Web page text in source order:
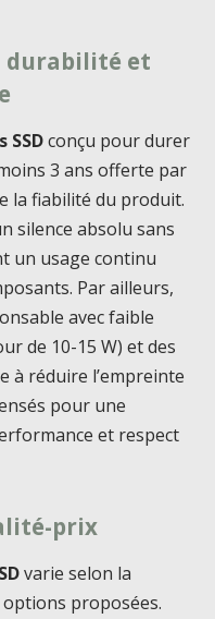
durabilité et
SSDconçu pour durer
3 ans offerte par
la fiabilité du produit.
silence absolu sans
un usage continu
Par ailleurs,
avec faible
de 10-15 W) et des
à réduire l’empreinte
pour une
et respect
prix
varie selon la
proposées.